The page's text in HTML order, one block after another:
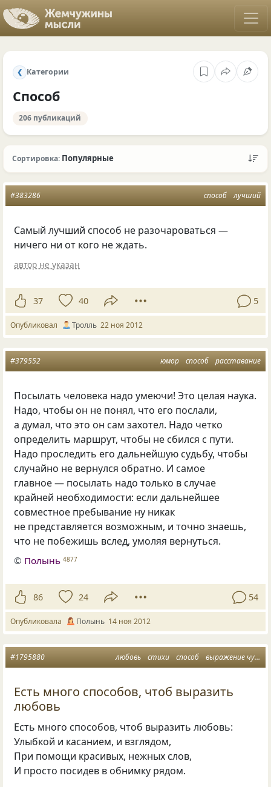
❮ Категории
Способ
206 публикаций
Сортировка: Популярные
способ лучший
#383286
Самый лучший способ не разочароваться —
ничего ни от кого не ждать.
автор не указан
37 40 5
Опубликовал Тролль 22 ноя 2012
юмор способ расставание
#379552
Посылать человека надо умеючи! Это целая наука.
Надо, чтобы он не понял, что его послали,
а думал, что это он сам захотел. Надо четко
определить маршрут, чтобы не сбился с пути.
Надо проследить его дальнейшую судьбу, чтобы
случайно не вернулся обратно. И самое
главное — посылать надо только в случае
крайней необходимости: если дальнейшее
совместное пребывание ну никак
не представляется возможным, и точно знаешь,
что не побежишь вслед, умоляя вернуться.
© Полынь 4877
86 24 54
Опубликовала Полынь 14 ноя 2012
любовь стихи способ выражение чувств
#1795880
Есть много способов, чтоб выразить
любовь
Есть много способов, чтоб выразить любовь:
Улыбкой и касанием, и взглядом,
При помощи красивых, нежных слов,
И просто посидев в обнимку рядом.